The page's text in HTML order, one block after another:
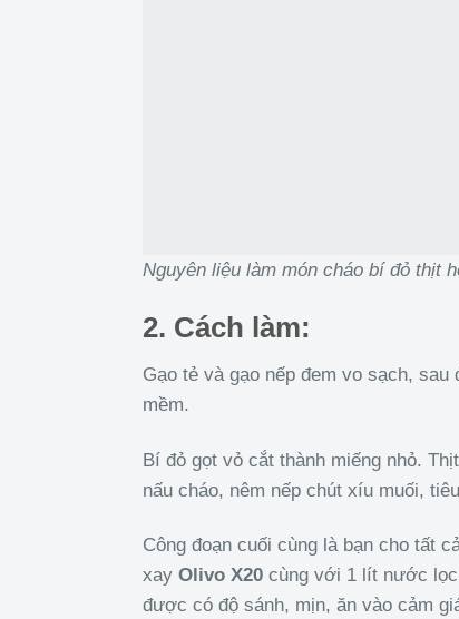
Nguyên liệu làm món cháo bí đỏ thịt
2. Cách làm:
Gạo tẻ và gạo nếp đem vo sạch,
mềm.
Bí đỏ gọt vỏ cắt thành miếng nhỏ.
nấu cháo, nêm nếp chút xíu muối,
Công đoạn cuối cùng là bạn cho tất
xay Olivo X20cùng với 1 lít nước lọc.
được có độ sánh, mịn, ăn vào cảm